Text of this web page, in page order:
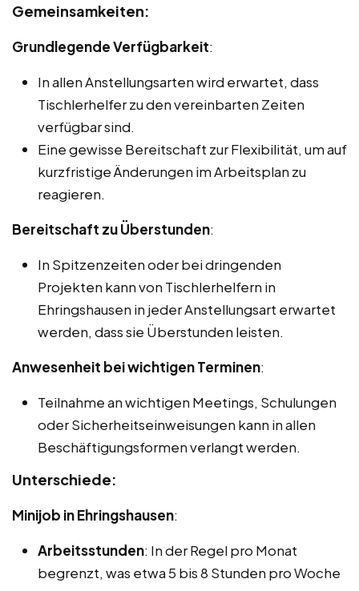
Gemeinsamkeiten:
Grundlegende Verfügbarkeit:
In allen Anstellungsarten wird erwartet, dass
Tischlerhelfer zu den vereinbarten Zeiten
verfügbar sind.
Eine gewisse Bereitschaft zur Flexibilität, um auf
kurzfristige Änderungen im Arbeitsplan zu
reagieren.
Bereitschaft zu Überstunden:
In Spitzenzeiten oder bei dringenden
Projekten kann von Tischlerhelfern in
Ehringshausen in jeder Anstellungsart erwartet
werden, dass sie Überstunden leisten.
Anwesenheit bei wichtigen Terminen:
Teilnahme an wichtigen Meetings, Schulungen
oder Sicherheitseinweisungen kann in allen
Beschäftigungsformen verlangt werden.
Unterschiede:
Minijob in Ehringshausen:
Arbeitsstunden: In der Regel pro Monat
begrenzt, was etwa 5 bis 8 Stunden pro Woche